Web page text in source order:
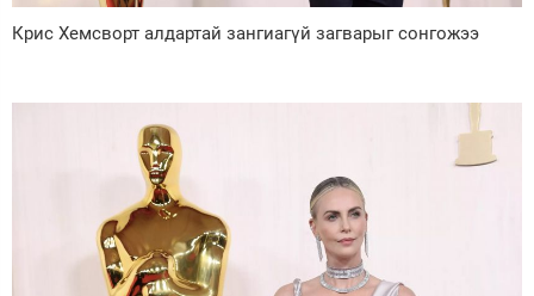
Крис Хемсворт алдартай зангиагүй загварыг сонгожээ